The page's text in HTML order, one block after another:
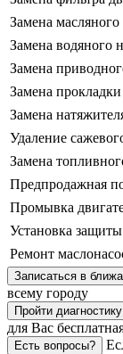
Замена масляного
Замена водяного
Замена
Замена прокладки
Замена
Удаление
Замена
Предпродажная
Промывка
Установка защиты
Ремонт
Записаться в
всему городу
Пройти диагностику
для Вас
Есть вопросы?